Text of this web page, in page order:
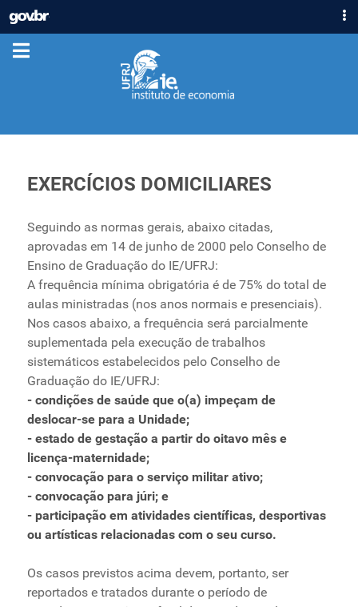
GOVBR
ACESSO À INFORMAÇÃO
Ministério da Justiça e Segurança Pública
Ministério da Defesa
Ministério da Economia
Ministério da Infraestrutura
Ministério da Agricultura, Pecuária e Abastecimento
Ministério da Educação
Ministério da Cidadania
Ministério da Saúde
Ministério de Minas e Energia
Ministério da Ciência, Tecnologia, Inovações e
Comunicações
Ministério do Meio Ambiente
Ministério do Turismo
Ministério do Desenvolvimento Regional
Controladoria-Geral da União
Ministério da Mulher, da Família e dos Direitos Humanos
Secretaria de Governo
Gabinete de Segurança Institucional
EXERCÍCIOS DOMICILIARES
Seguindo as normas gerais, abaixo citadas,
aprovadas em 14 de junho de 2000 pelo Conselho de
Ensino de Graduação do IE/UFRJ:
A frequência mínima obrigatória é de 75% do total de
aulas ministradas (nos anos normais e presenciais).
Nos casos abaixo, a frequência será parcialmente
suplementada pela execução de trabalhos
sistemáticos estabelecidos pelo Conselho de
Graduação do IE/UFRJ:
- condições de saúde que o(a) impeçam de
deslocar‑se para a Unidade;
- estado de gestação a partir do oitavo mês e
licença‑maternidade;
- convocação para o serviço militar ativo;
- convocação para júri; e
- participação em atividades científicas, desportivas
ou artísticas relacionadas com o seu curso.
Os casos previstos acima devem, portanto, ser
reportados e tratados durante o período de